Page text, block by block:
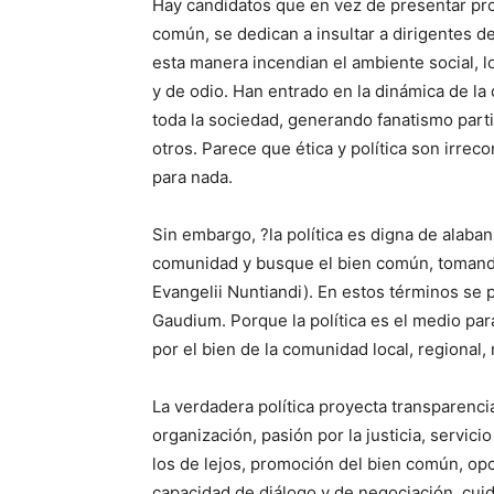
Hay candidatos que en vez de presentar
común, se dedican a insultar a dirigentes
esta manera incendian el ambiente social,
y de odio. Han entrado en la dinámica de
toda la sociedad, generando fanatismo
otros. Parece que ética y política son
para nada.
Sin embargo, ?la política es digna de
comunidad y busque el bien común,
Evangelii Nuntiandi). En estos términos se
Gaudium. Porque la política es el medio
por el bien de la comunidad local,
La verdadera política proyecta
organización, pasión por la justicia,
los de lejos, promoción del bien común,